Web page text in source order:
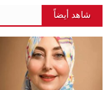
شاهد أيضاً